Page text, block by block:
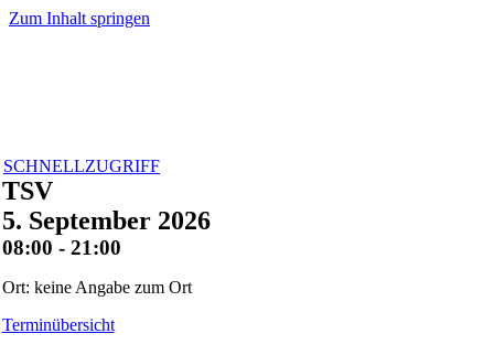
Zum Inhalt springen
SCHNELLZUGRIFF
TSV
5. September 2026
08:00 - 21:00
Ort: keine Angabe zum Ort
Terminübersicht